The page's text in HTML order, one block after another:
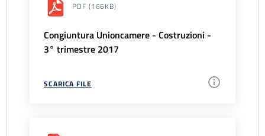
PDF (166KB)
Congiuntura Unioncamere - Costruzioni -
3° trimestre 2017
SCARICA FILE